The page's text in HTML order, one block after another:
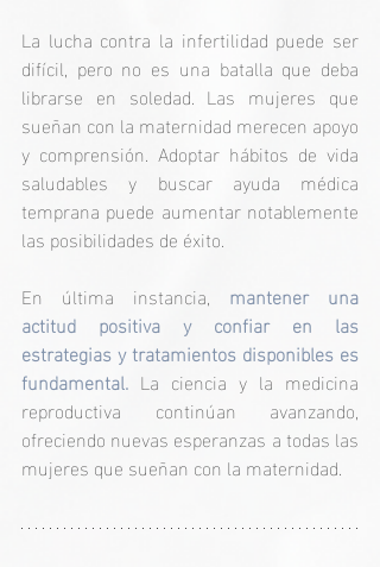
La lucha contra la infertilidad puede ser
difícil, pero no es una batalla que deba
librarse en soledad. Las mujeres que
sueñan con la maternidad merecen apoyo
y comprensión. Adoptar hábitos de vida
saludables y buscar ayuda médica
temprana puede aumentar notablemente
las posibilidades de éxito.
En última instancia, mantener una
actitud positiva y confiar en las
estrategias y tratamientos disponibles es
fundamental. La ciencia y la medicina
reproductiva continúan avanzando,
ofreciendo nuevas esperanzas a todas las
mujeres que sueñan con la maternidad.